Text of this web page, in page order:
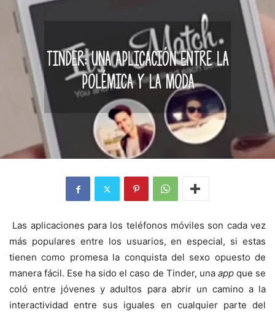
Las aplicaciones para los teléfonos móviles son cada vez
más populares entre los usuarios, en especial, si estas
tienen como promesa la conquista del sexo opuesto de
manera fácil. Ese ha sido el caso de Tinder, una appque se
coló entre jóvenes y adultos para abrir un camino a la
interactividad entre sus iguales en cualquier parte del